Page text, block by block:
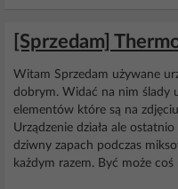
[Sprzedam]
Witam Sprzedam używane
dobrym. Widać na nim ślady
elementów które są na
Urządzenie działa ale
dziwny zapach podczas
każdym razem. Być może coś